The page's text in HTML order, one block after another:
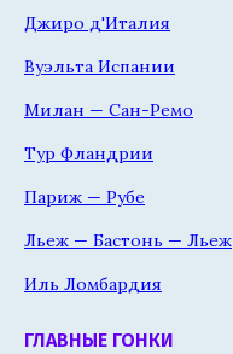
Джиро д'Италия
Вуэльта Испании
Милан — Сан-Ремо
Тур Фландрии
Париж — Рубе
Льеж — Бастонь — Льеж
Иль Ломбардия
ГЛАВНЫЕ ГОНКИ